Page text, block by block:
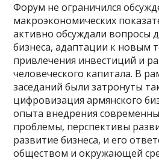
Форум не ограничился
макроэкономических
активно обсуждали вопросы
бизнеса, адаптации к новым
привлечения инвестиций и
человеческого капитала. В
заседаний были затронуты
цифровизация армянского
опыта внедрения
проблемы, перспективы
развитие бизнеса, и его
обществом и окружающей